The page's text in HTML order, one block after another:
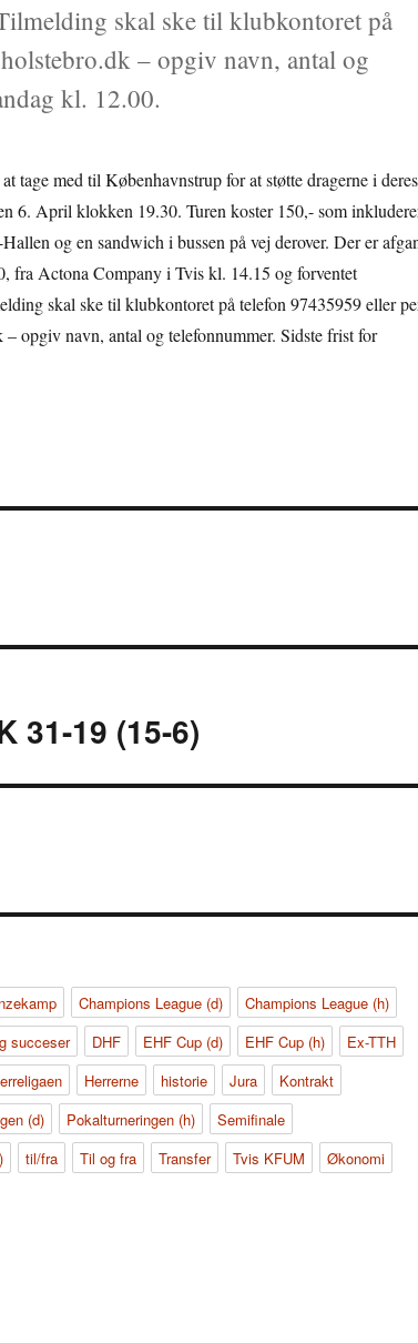
skal ske til klubkontoret på
– opgiv navn, antal og
kl. 12.00.
tage med til Københavnstrup for at støtte dragerne i deres
6. April klokken 19.30. Turen koster 150,- som
og en sandwich i bussen på vej derover. Der er
fra Actona Company i Tvis kl. 14.15 og forventet
skal ske til klubkontoret på telefon 97435959 eller
opgiv navn, antal og telefonnummer. Sidste frist for
31-19 (15-6)
Champions League (d)
Champions League (h)
succeser DHF EHF Cup (d) EHF Cup (h)
Ex-TTH
Herrerne historie Jura
Kontrakt
(d) Pokalturneringen (h)
Semifinale
til/fra Til og fra Transfer Tvis KFUM Økonomi